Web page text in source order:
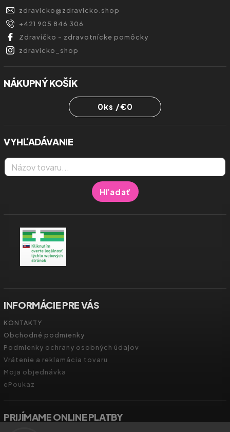
zdravicko@zdravicko.shop
+421 905 846 306
Zdravíčko - zdravotnícke pomôcky
zdravicko_shop
NÁKUPNÝ KOŠÍK
0ks /€0
VYHĽADÁVANIE
Hľadať
INFORMÁCIE PRE VÁS
KONTAKTY
Obchodné podmienky
Podmienky ochrany osobných údajov
Vrátenie a reklamácia tovaru
Moja objednávka
ePoukaz
PRIJÍMAME ONLINE PLATBY